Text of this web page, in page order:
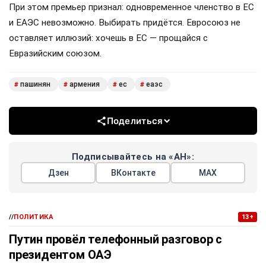
При этом премьер признал: одновременное членство в ЕС
и ЕАЭС невозможно. Выбирать придётся. Евросоюз не
оставляет иллюзий: хочешь в ЕС — прощайся с
Евразийским союзом.
# пашинян # армения # ес # еаэс
Поделиться
Подписывайтесь на «АН»:
Дзен ВКонтакте МАХ
//ПОЛИТИКА 13+
Путин провёл телефонный разговор с
президентом ОАЭ